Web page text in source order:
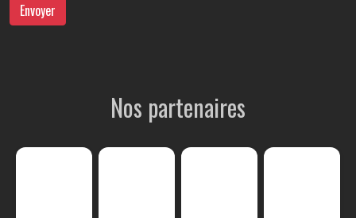
Envoyer
Nos partenaires